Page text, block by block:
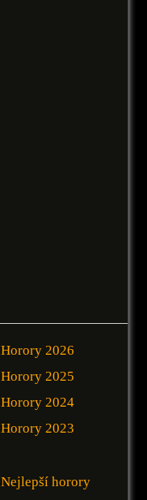
Horory 2026
Horory 2025
Horory 2024
Horory 2023
Nejlepší horory